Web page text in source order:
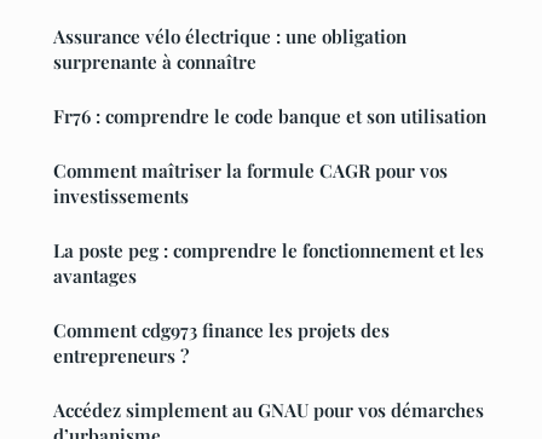
Assurance vélo électrique : une obligation
surprenante à connaître
Fr76 : comprendre le code banque et son utilisation
Comment maîtriser la formule CAGR pour vos
investissements
La poste peg : comprendre le fonctionnement et les
avantages
Comment cdg973 finance les projets des
entrepreneurs ?
Accédez simplement au GNAU pour vos démarches